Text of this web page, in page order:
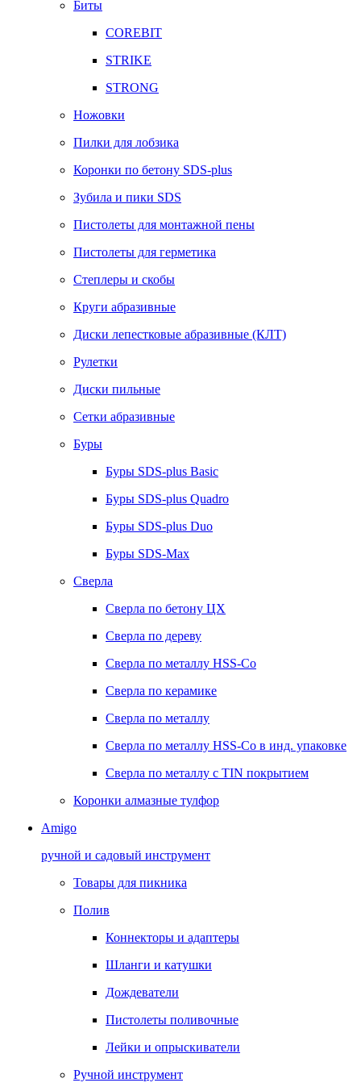
Биты
COREBIT
STRIKE
STRONG
Ножовки
Пилки для лобзика
Коронки по бетону SDS-plus
Зубила и пики SDS
Пистолеты для монтажной пены
Пистолеты для герметика
Степлеры и скобы
Круги абразивные
Диски лепестковые абразивные (КЛТ)
Рулетки
Диски пильные
Сетки абразивные
Буры
Буры SDS-plus Basic
Буры SDS-plus Quadro
Буры SDS-plus Duo
Буры SDS-Max
Сверла
Сверла по бетону ЦХ
Сверла по дереву
Сверла по металлу HSS-Co
Сверла по керамике
Сверла по металлу
Сверла по металлу HSS-Co в инд. упаковке
Сверла по металлу с TIN покрытием
Коронки алмазные тулфор
Amigo
ручной и садовый инструмент
Товары для пикника
Полив
Коннекторы и адаптеры
Шланги и катушки
Дождеватели
Пистолеты поливочные
Лейки и опрыскиватели
Ручной инструмент